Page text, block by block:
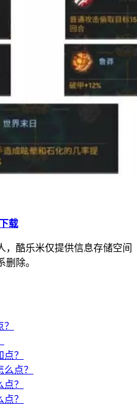
载
，酷乐米仅提供信息存储空间
除。
？
点？
？
？